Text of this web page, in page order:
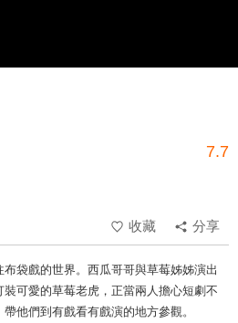
7.7
收藏
分享
袋戲的世界。西瓜哥哥與草莓姊姊演出
可愛的草莓老虎，正當兩人擔心短劇不
他們到有戲看有戲演的地方參觀。